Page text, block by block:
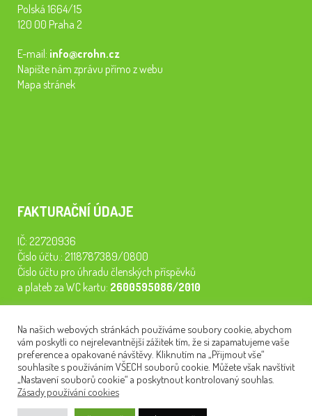
Polská 1664/15
120 00 Praha 2
E-mail: info@crohn.cz
Napište nám zprávu přímo z webu
Mapa stránek
FAKTURAČNÍ ÚDAJE
IČ: 22720936
Číslo účtu.: 2118787389/0800
Číslo účtu pro úhradu členských příspěvků
a plateb za WC kartu: 2600595086/2010
semináře, konferenci, plavbu na lodi a WC kartu. Z peněz
tiskneme odborné publikace pro pacienty.
NEWSLETTER
Na našich webových stránkách používáme soubory cookie, abychom
vám poskytli co nejrelevantnější zážitek tím, že si zapamatujeme vaše
preference a opakované návštěvy. Kliknutím na „Přijmout vše“
souhlasíte s používáním VŠECH souborů cookie. Můžete však navštívit
„Nastavení souborů cookie“ a poskytnout kontrolovaný souhlas.
Zásady používání cookies